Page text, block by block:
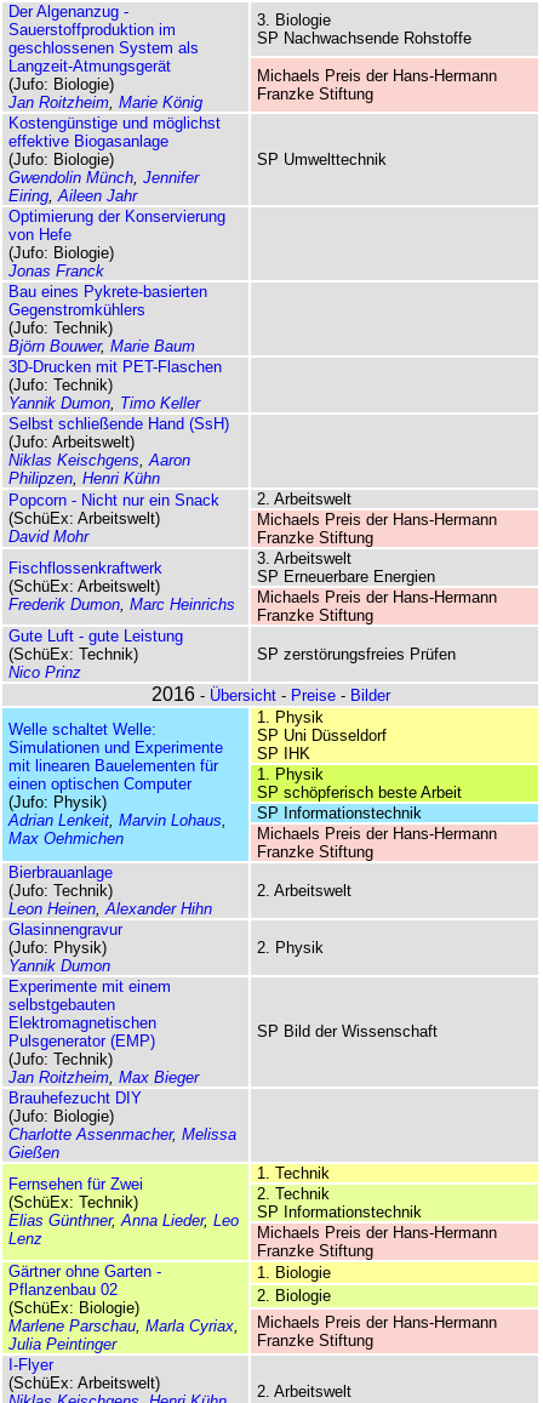
Der Algenanzug -
Sauerstoffproduktion im
geschlossenen System als
Langzeit-Atmungsgerät
(Jufo: Biologie)
Jan Roitzheim Marie König
3. Biologie
SP Nachwachsende Rohstoffe
Michaels Preis der Hans-Hermann
Franzke Stiftung
Kostengünstige und möglichst
effektive Biogasanlage
(Jufo: Biologie)
Gwendolin Münch Jennifer
Eiring Aileen Jahr
SP Umwelttechnik
Optimierung der Konservierung
von Hefe
(Jufo: Biologie)
Jonas Franck
Bau eines Pykrete-basierten
Gegenstromkühlers
(Jufo: Technik)
Björn Bouwer, Marie Baum
3D-Drucken mit PET-Flaschen
(Jufo: Technik)
Yannik Dumon Timo Keller
Selbst schließende Hand (SsH)
(Jufo: Arbeitswelt)
Niklas Keischgens Aaron
Philipzen Henri Kühn
Popcorn - Nicht nur ein Snack
(SchüEx: Arbeitswelt)
David Mohr
2. Arbeitswelt
Michaels Preis der Hans-Hermann
Franzke Stiftung
Fischflossenkraftwerk
(SchüEx: Arbeitswelt)
Frederik Dumon Marc Heinrichs
3. Arbeitswelt
SP Erneuerbare Energien
Michaels Preis der Hans-Hermann
Franzke Stiftung
Gute Luft - gute Leistung
(SchüEx: Technik)
Nico Prinz
SP zerstörungsfreies Prüfen
2016 - Übersicht- Preise- Bilder
Welle schaltet Welle:
Simulationen und Experimente
mit linearen Bauelementen für
einen optischen Computer
(Jufo: Physik)
Adrian Lenkeit Marvin Lohaus
Max Oehmichen
1. Physik
SP Uni Düsseldorf
SP IHK
1. Physik
SP schöpferisch beste Arbeit
SP Informationstechnik
Michaels Preis der Hans-Hermann
Franzke Stiftung
Bierbrauanlage
(Jufo: Technik)
Leon Heinen Alexander Hihn
2. Arbeitswelt
Glasinnengravur
(Jufo: Physik)
Yannik Dumon
2. Physik
Experimente mit einem
selbstgebauten
Elektromagnetischen
Pulsgenerator (EMP)
(Jufo: Technik)
Jan Roitzheim Max Bieger
SP Bild der Wissenschaft
Brauhefezucht DIY
(Jufo: Biologie)
Charlotte Assenmacher, Melissa
Gießen
Fernsehen für Zwei
(SchüEx: Technik)
Elias Günthner, Anna Lieder, Leo
Lenz
1. Technik
2. Technik
SP Informationstechnik
Michaels Preis der Hans-Hermann
Franzke Stiftung
Gärtner ohne Garten -
Pflanzenbau 02
(SchüEx: Biologie)
Marlene Parschau Marla Cyriax
Julia Peintinger
1. Biologie
2. Biologie
Michaels Preis der Hans-Hermann
Franzke Stiftung
I-Flyer
(SchüEx: Arbeitswelt)
2. Arbeitswelt